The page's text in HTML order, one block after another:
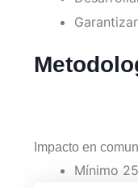
Impacto en
Mínimo